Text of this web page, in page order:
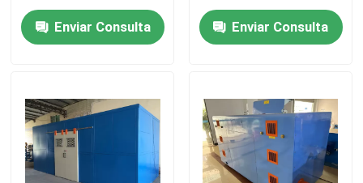
Contacta con nosotros
Máquina de extrusión de cables
Máquina de extrusión de alambre
tipo de cable máquina
de agrupamiento de
torsión única
Enviar Consulta
Enviar Consulta